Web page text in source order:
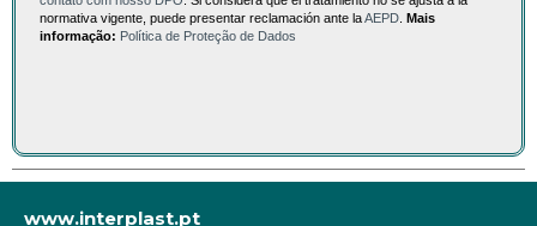
normativa vigente, puede presentar reclamación ante laAEPD
Mais
informação: Política de Proteção de Dados
www.interplast.pt